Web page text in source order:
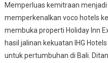
Memperluas kemitraan
memperkenalkan voco hotels
membuka properti Holiday Inn
hasil jalinan kekuatan IHG
untuk pertumbuhan di Bali.